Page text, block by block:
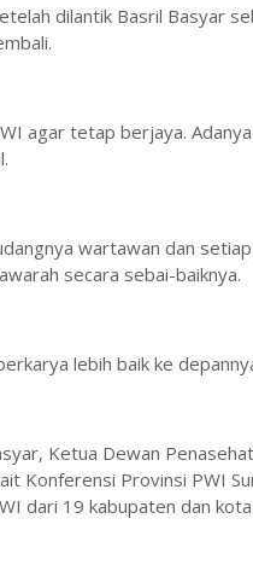
dilantik Basril Basyar
agar tetap berjaya.
wartawan dan
secara sebai-baiknya.
lebih baik ke
Ketua Dewan
Konferensi Provinsi PWI
dari 19 kabupaten dan